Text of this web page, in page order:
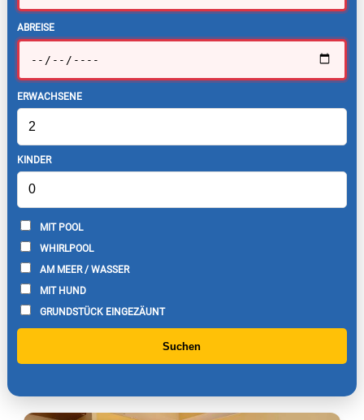
ABREISE
ERWACHSENE
KINDER
MIT POOL
WHIRLPOOL
AM MEER / WASSER
MIT HUND
GRUNDSTÜCK EINGEZÄUNT
Suchen